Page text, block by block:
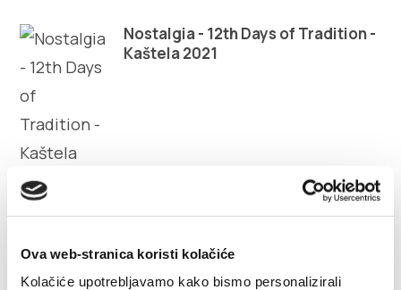
Ova web-stranica koristi kolačiće
Kolačiće upotrebljavamo kako bismo personalizirali
Erforsche
Destination
Was kann man machen
Info
Turistički ured
Nostalgia - 12th Days of Tradition -
Kaštela 2021